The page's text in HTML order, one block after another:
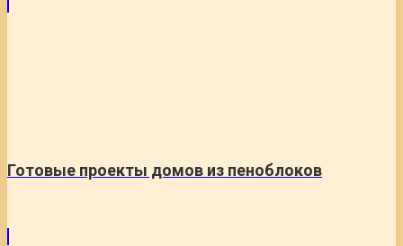
Готовые проекты домов из пеноблоков